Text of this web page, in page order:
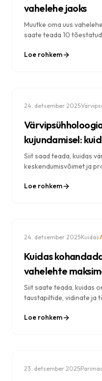
vahelehe jaoks
Muutke oma uus
saate teada 10
avatud brauseri
Loe rohkem
24. detsember 2025·
kujundamisel:
teie tootlikkust
Siit saad teada, kuidas
keskendumisvõimet ja
põhimõtteid oma
Loe rohkem
24. detsember 2025·Kuidas·
Kuidas
vahelehte
saavutamiseks
Siit saate teada, kuidas
taustapiltide, vidinate ja
vahelehe kogemuse
Loe rohkem
23. detsember 2025·